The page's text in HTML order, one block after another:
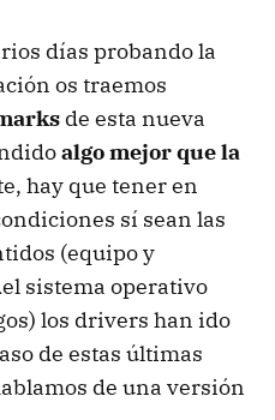
días probando la
os traemos
de esta nueva
algo mejor que la
hay que tener en
sí sean las
(equipo y
sistema operativo
los drivers han ido
de estas últimas
de una versión